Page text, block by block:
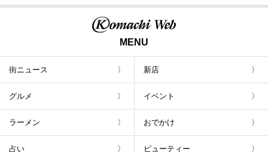
MENU
街ニュース 新店
グルメ イベント
ラーメン おでかけ
占い ビューティー